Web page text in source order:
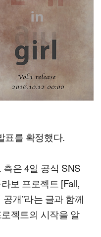
표를 확정했다.
은 4일 공식 SNS
보 프로젝트 [Fall,
개”라는 글과 함께
젝트의 시작을 알